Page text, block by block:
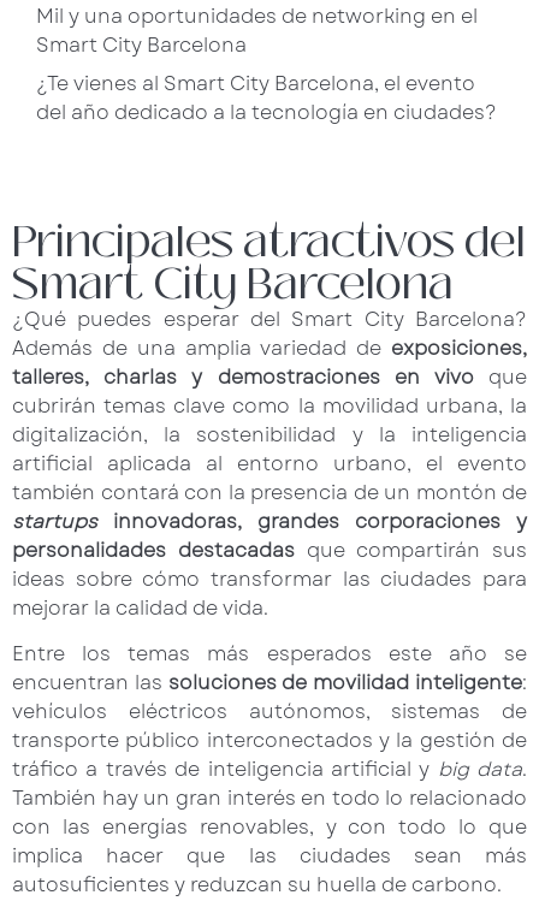
Mil y una oportunidades de networking en el
Smart City Barcelona
¿Te vienes al Smart City Barcelona, el evento
del año dedicado a la tecnología en ciudades?
Principales atractivos del
Smart City Barcelona
¿Qué puedes esperar del Smart City Barcelona?
Además de una amplia variedad de exposiciones,
talleres, charlas y demostraciones en vivoque
cubrirán temas clave como la movilidad urbana, la
digitalización, la sostenibilidad y la inteligencia
artificial aplicada al entorno urbano, el evento
también contará con la presencia de un montón de
startupsinnovadoras, grandes corporaciones y
personalidades destacadasque compartirán sus
ideas sobre cómo transformar las ciudades para
mejorar la calidad de vida.
Entre los temas más esperados este año se
encuentran las soluciones de movilidad inteligente:
vehículos eléctricos autónomos, sistemas de
transporte público interconectados y la gestión de
tráfico a través de inteligencia artificial y big data.
También hay un gran interés en todo lo relacionado
con las energías renovables, y con todo lo que
implica hacer que las ciudades sean más
autosuficientes y reduzcan su huella de carbono.